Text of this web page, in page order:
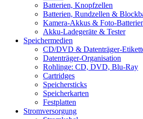
Batterien, Knopfzellen
Batterien, Rundzellen &
Kamera-Akkus & Foto-
Akku-Ladegeräte & Tester
Speichermedien
CD/DVD & Datenträger-
Datenträger-Organisation
Rohlinge: CD, DVD, Blu-Ray
Cartridges
Speichersticks
Speicherkarten
Festplatten
Stromversorgung